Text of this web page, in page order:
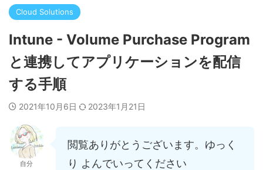
Cloud Solutions
Intune - Volume Purchase Program
と連携してアプリケーションを配信
する手順
2021年10月6日 2023年1月21日
自分
閲覧ありがとうございます。ゆっく
り よんでいってください